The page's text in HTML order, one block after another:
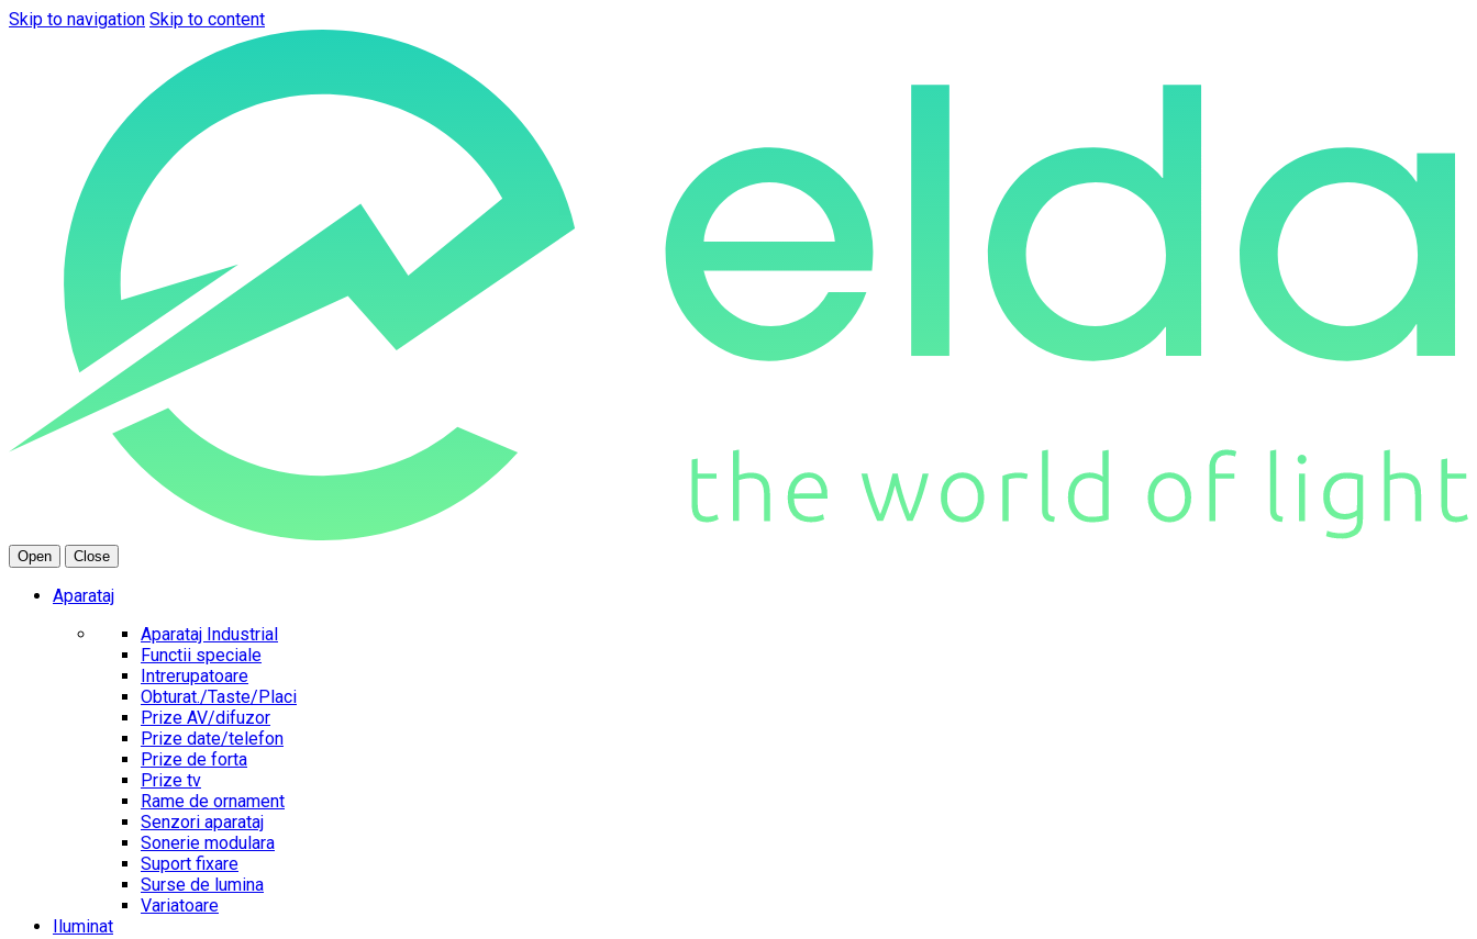
Skip to navigation Skip to content
Open Close
Aparataj
Aparataj Industrial
Functii speciale
Intrerupatoare
Obturat./Taste/Placi
Prize AV/difuzor
Prize date/telefon
Prize de forta
Prize tv
Rame de ornament
Senzori aparataj
Sonerie modulara
Suport fixare
Surse de lumina
Variatoare
Iluminat